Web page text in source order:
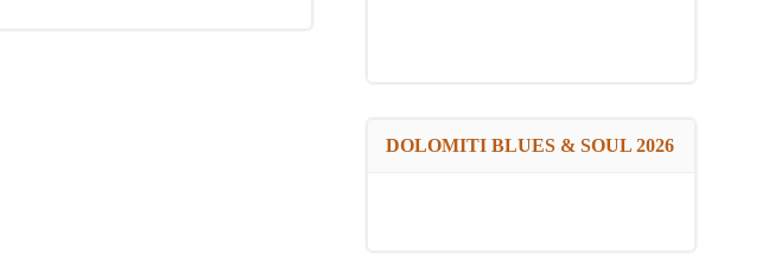
DOLOMITI BLUES & SOUL 2026